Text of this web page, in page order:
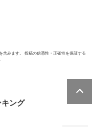
含みます。 投稿の信憑性・正確性を保証する
ング